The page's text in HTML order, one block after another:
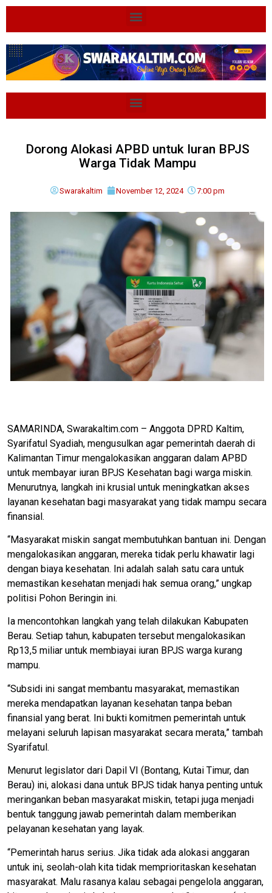
Dorong Alokasi APBD untuk Iuran BPJS
Warga Tidak Mampu
Swarakaltim November 12, 2024 7:00 pm
SAMARINDA, Swarakaltim.com – Anggota DPRD Kaltim,
Syarifatul Syadiah, mengusulkan agar pemerintah daerah di
Kalimantan Timur mengalokasikan anggaran dalam APBD
untuk membayar iuran BPJS Kesehatan bagi warga miskin.
Menurutnya, langkah ini krusial untuk meningkatkan akses
layanan kesehatan bagi masyarakat yang tidak mampu secara
finansial.
“Masyarakat miskin sangat membutuhkan bantuan ini. Dengan
mengalokasikan anggaran, mereka tidak perlu khawatir lagi
dengan biaya kesehatan. Ini adalah salah satu cara untuk
memastikan kesehatan menjadi hak semua orang,” ungkap
politisi Pohon Beringin ini.
Ia mencontohkan langkah yang telah dilakukan Kabupaten
Berau. Setiap tahun, kabupaten tersebut mengalokasikan
Rp13,5 miliar untuk membiayai iuran BPJS warga kurang
mampu.
“Subsidi ini sangat membantu masyarakat, memastikan
mereka mendapatkan layanan kesehatan tanpa beban
finansial yang berat. Ini bukti komitmen pemerintah untuk
melayani seluruh lapisan masyarakat secara merata,” tambah
Syarifatul.
Menurut legislator dari Dapil VI (Bontang, Kutai Timur, dan
Berau) ini, alokasi dana untuk BPJS tidak hanya penting untuk
meringankan beban masyarakat miskin, tetapi juga menjadi
bentuk tanggung jawab pemerintah dalam memberikan
pelayanan kesehatan yang layak.
“Pemerintah harus serius. Jika tidak ada alokasi anggaran
untuk ini, seolah-olah kita tidak memprioritaskan kesehatan
masyarakat. Malu rasanya kalau sebagai pengelola anggaran,